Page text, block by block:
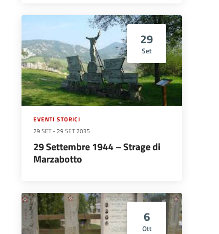
29
Set
EVENTI STORICI
29 SET -29 SET 2035
29 Settembre 1944 – Strage di
Marzabotto
6
Ott